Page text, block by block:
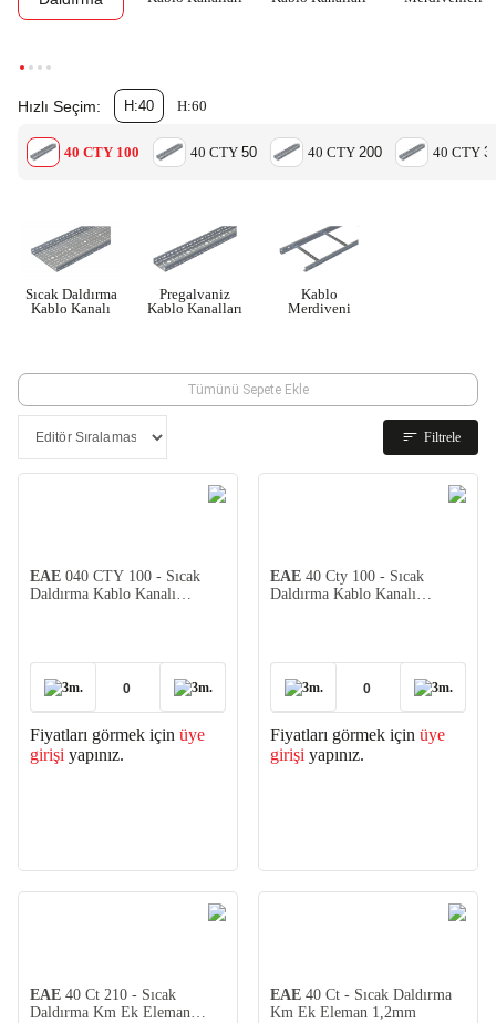
Hızlı Seçim: H:40 H:60
40 CTY 100 40 CTY 50 40 CTY 200 40 CTY
Sıcak Daldırma
Kablo Kanalı
Pregalvaniz
Kablo Kanalları
Kablo
Merdiveni
Tümünü Sepete Ekle
Filtrele
EAE 040 CTY 100 - Sıcak
Daldırma Kablo Kanalı
3m.
3m.
Fiyatları görmek için üye
girişi yapınız.
EAE 40 Cty 100 - Sıcak
Daldırma Kablo Kanalı
3m.
3m.
Fiyatları görmek için üye
girişi yapınız.
EAE 40 Ct 210 - Sıcak
Daldırma Km Ek Eleman
EAE 40 Ct - Sıcak Daldırma
Km Ek Eleman 1,2mm